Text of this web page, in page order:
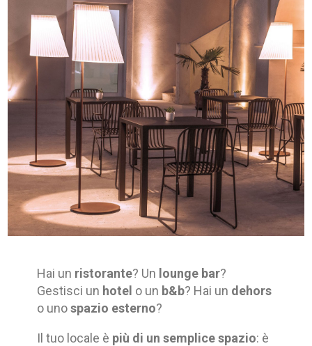
Hai un ristorante? Un lounge bar?
Gestisci un hotel o un b&b? Hai un dehors
o unospazio esterno?
Il tuo locale è più di un semplice spazio: è